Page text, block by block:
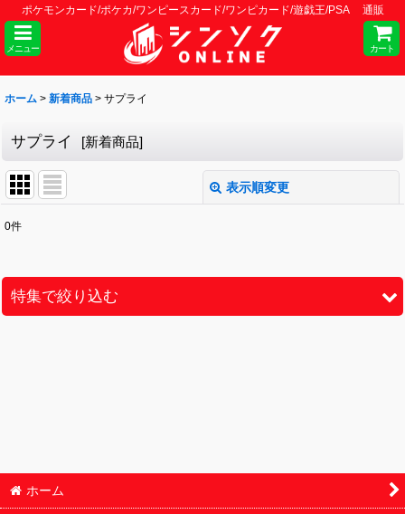
ポケモンカード/ポケカ/ワンピースカード/ワンピカード/遊戯王/PSA 通販
メニュー カート
ホーム > 新着商品 > サプライ
サプライ [新着商品]
表示順変更
並び順:
0件
特集で絞り込む
ホーム